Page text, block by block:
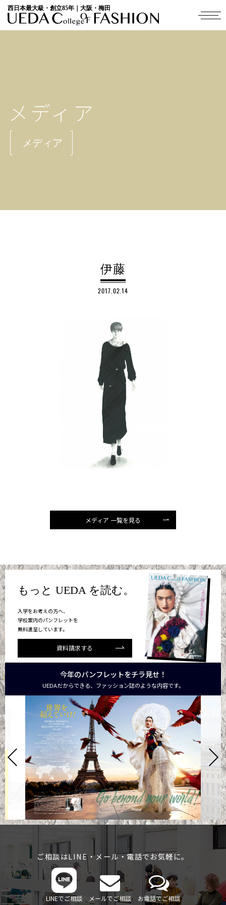
西日本最大級・創立85年｜大阪・梅田
メディア
メディア
伊藤
2017.02.14
メディア 一覧を見る
もっと UEDA を読む。
入学をお考えの方へ、
学校案内のパンフレットを
無料進呈しています。
資料請求する
今年のパンフレットをチラ見せ！
UEDAだからできる、ファッション誌のような内容です。
ご相談はLINE・メール・電話でお気軽に。
LINEでご相談 メールでご相談 お電話でご相談